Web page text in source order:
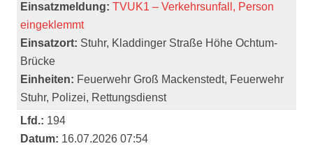
Einsatzmeldung: TVUK1 – Verkehrsunfall, Person
eingeklemmt
Einsatzort: Stuhr, Kladdinger Straße Höhe Ochtum-
Brücke
Einheiten: Feuerwehr Groß Mackenstedt, Feuerwehr
Stuhr, Polizei, Rettungsdienst
Lfd.: 194
Datum: 16.07.2026 07:54